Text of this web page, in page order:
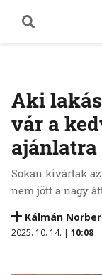
Aki
vár a
ajánlatra
Sokan kivártak
nem jött a nagy
Kálmán
2025. 10. 14. | 10:08